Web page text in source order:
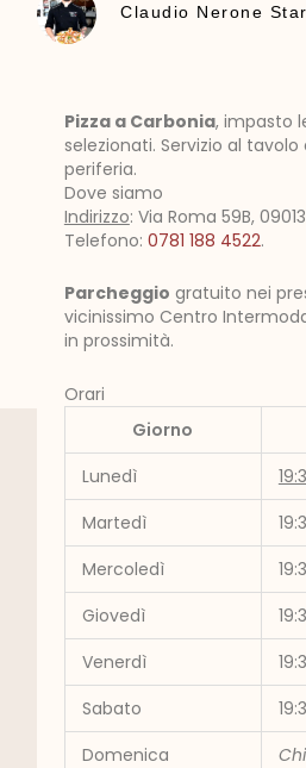
Claudio Nerone
Pizza a Carbonia, impasto
selezionati. Servizio al tavolo
periferia.
Dove siamo
Indirizzo: Via Roma 59B,
Telefono: 0781 188 4522.
Parcheggio gratuito nei
vicinissimo Centro
in prossimità.
Orari
Giorno
Lunedì
Martedì
Mercoledì
Giovedì
Venerdì
Sabato
Domenica